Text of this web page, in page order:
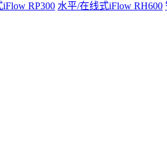
RP300 水平/在线式iFlow RH600